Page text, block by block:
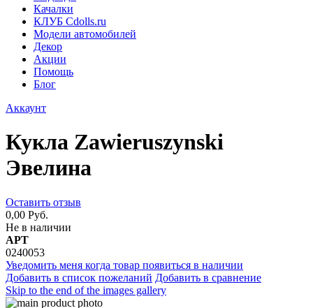
Качалки
КЛУБ Cdolls.ru
Модели автомобилей
Декор
Акции
Помощь
Блог
Аккаунт
Кукла Zawieruszynski
Эвелина
Оставить отзыв
0,00 Руб.
Не в наличии
АРТ
0240053
Уведомить меня когда товар появиться в наличии
Добавить в список пожеланий Добавить в сравнение
Skip to the end of the images gallery